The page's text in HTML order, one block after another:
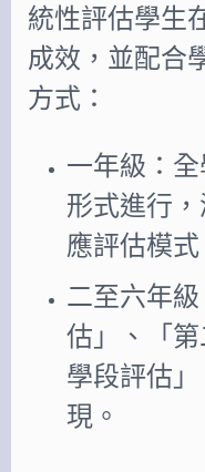
統性評估學生
成效，並配合
方式：
一年級：
形式進行
應評估模式
二至六年
估」、「
學段評估
現。